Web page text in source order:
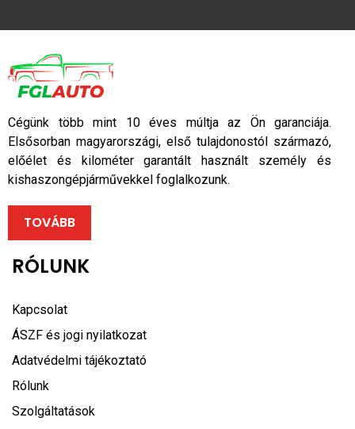
Cégünk több mint 10 éves múltja az Ön garanciája.
Elsősorban magyarországi, első tulajdonostól származó,
előélet és kilométer garantált használt személy és
kishaszongépjárművekkel foglalkozunk.
TOVÁBB
RÓLUNK
Kapcsolat
ÁSZF és jogi nyilatkozat
Adatvédelmi tájékoztató
Rólunk
Szolgáltatások